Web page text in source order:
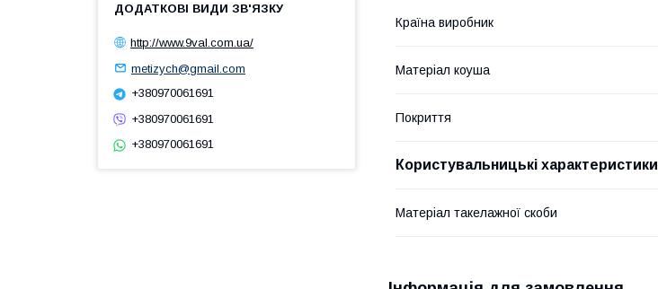
Країна виробник
Матеріал коуша
Покриття
Користувальницькі характеристики
Матеріал такелажної скоби
http://www.9val.com.ua/
metizych@gmail.com
+380970061691
+380970061691
+380970061691